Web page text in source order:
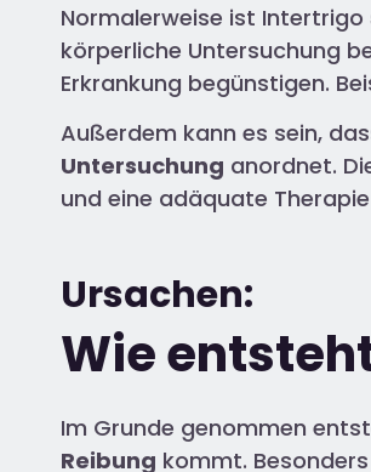
Normalerweise ist Intertrigo
körperliche Untersuchung
Erkrankung begünstigen.
Außerdem kann es sein,
Untersuchung anordnet.
und eine adäquate
Ursachen:
Wie
Im Grunde genommen
Reibung kommt. Besonders